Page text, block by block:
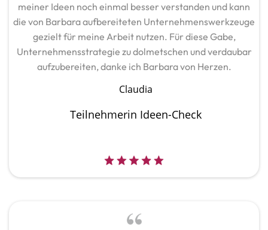
meiner Ideen noch einmal besser verstanden und kann
die von Barbara aufbereiteten Unternehmenswerkzeuge
gezielt für meine Arbeit nutzen. Für diese Gabe,
Unternehmensstrategie zu dolmetschen und verdaubar
aufzubereiten, danke ich Barbara von Herzen.
Claudia
Teilnehmerin Ideen-Check